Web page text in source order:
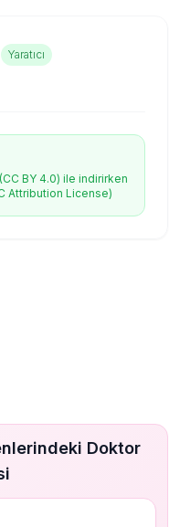
Yaratıcı
BY 4.0) ile indirirken
Attribution License)
Doktor